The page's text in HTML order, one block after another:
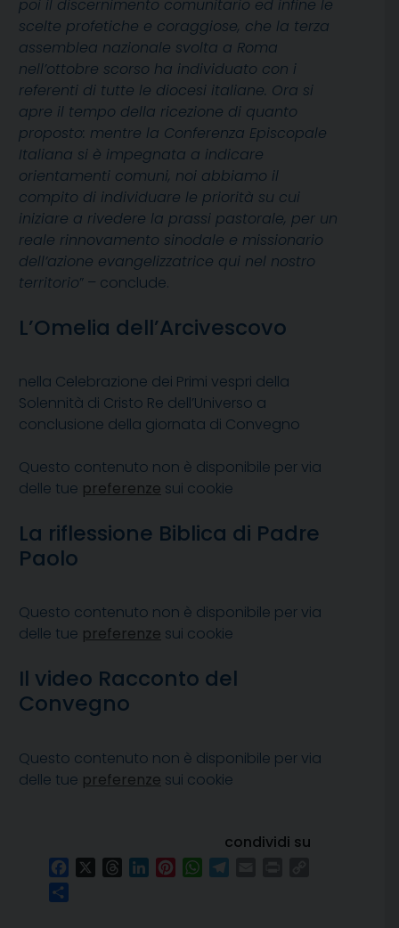
poi il discernimento comunitario ed infine le
scelte profetiche e coraggiose, che la terza
assemblea nazionale svolta a Roma
nell’ottobre scorso ha individuato con i
referenti di tutte le diocesi italiane. Ora si
apre il tempo della ricezione di quanto
proposto: mentre la Conferenza Episcopale
Italiana si è impegnata a indicare
orientamenti comuni, noi abbiamo il
compito di individuare le priorità su cui
iniziare a rivedere la prassi pastorale, per un
reale rinnovamento sinodale e missionario
dell’azione evangelizzatrice qui nel nostro
territorio” – conclude.
L’Omelia dell’Arcivescovo
nella Celebrazione dei Primi vespri della
Solennità di Cristo Re dell’Universo a
conclusione della giornata di Convegno
Questo contenuto non è disponibile per via
delle tue preferenze sui cookie
La riflessione Biblica di Padre
Paolo
Questo contenuto non è disponibile per via
delle tue preferenze sui cookie
Il video Racconto del
Convegno
Questo contenuto non è disponibile per via
delle tue preferenze sui cookie
condividi su
FacebookThreadsLinkedInPinterestWhatsApp